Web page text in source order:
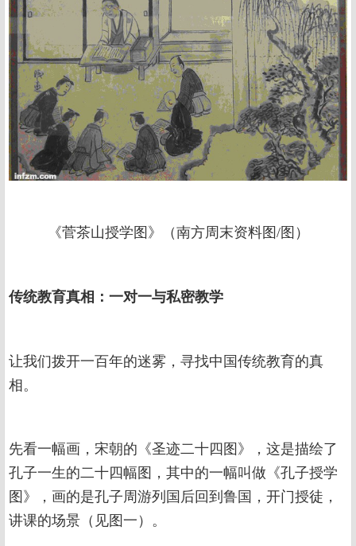
《菅茶山授学图》（南方周末资料图/图）
传统教育真相：一对一与私密教学
让我们拨开一百年的迷雾，寻找中国传统教育的真
相。
先看一幅画，宋朝的《圣迹二十四图》，这是描绘了
孔子一生的二十四幅图，其中的一幅叫做《孔子授学
图》，画的是孔子周游列国后回到鲁国，开门授徒，
讲课的场景（见图一）。